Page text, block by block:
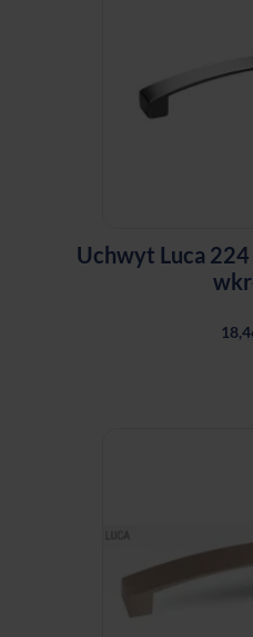
Uchwyt Luca